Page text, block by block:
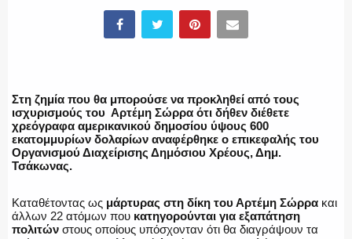
ΛΙΜΕΝΙΚΟ
Στη ζημία που θα μπορούσε να προκληθεί από τους
ισχυρισμούς του Αρτέμη Σώρρα ότι δήθεν διέθετε
χρεόγραφα αμερικανικού δημοσίου ύψους 600
εκατομμυρίων δολαρίων αναφέρθηκε ο επικεφαλής του
Οργανισμού Διαχείρισης Δημόσιου Χρέους, Δημ.
Τσάκωνας.
Καταθέτοντας ως μάρτυρας στη δίκη του Αρτέμη Σώρρα και
άλλων 22 ατόμων που κατηγορούνται για εξαπάτηση
πολιτών στους οποίους υπόσχονταν ότι θα διαγράψουν τα